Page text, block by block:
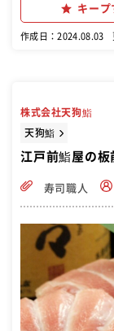
キープ
作成日：2024.08.03
株式会社天狗鮨
天狗鮨
江戸前鮨屋の
寿司職人